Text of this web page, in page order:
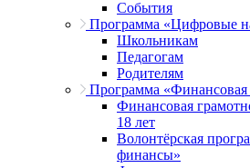
События
Программа «Цифровые
Школьникам
Педагогам
Родителям
Программа «Финансовая
Финансовая
18 лет
Волонтёрская
финансы»